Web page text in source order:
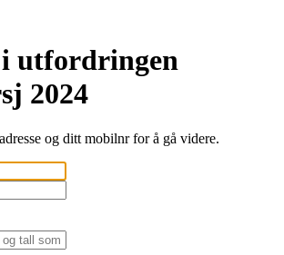
utfordringen
2024
og ditt mobilnr for å gå videre.